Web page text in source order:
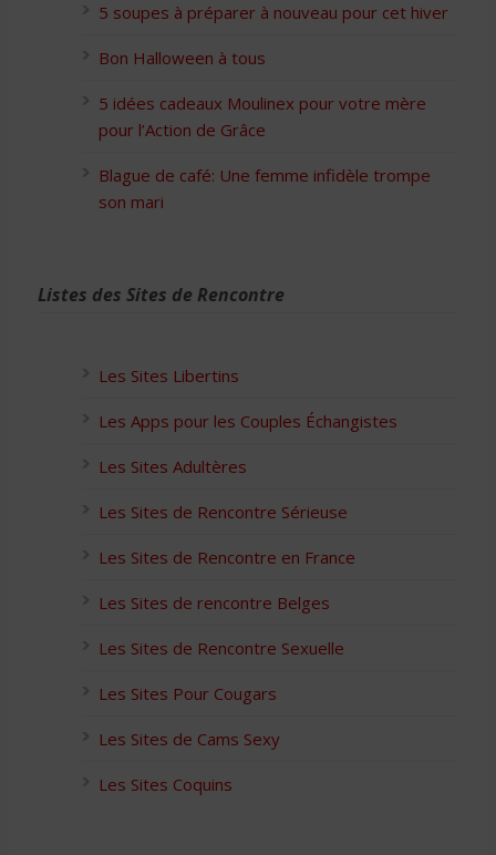
5 soupes à préparer à nouveau pour cet hiver
Bon Halloween à tous
5 idées cadeaux Moulinex pour votre mère
pour l’Action de Grâce
Blague de café: Une femme infidèle trompe
son mari
Listes des Sites de Rencontre
Les Sites Libertins
Les Apps pour les Couples Échangistes
Les Sites Adultères
Les Sites de Rencontre Sérieuse
Les Sites de Rencontre en France
Les Sites de rencontre Belges
Les Sites de Rencontre Sexuelle
Les Sites Pour Cougars
Les Sites de Cams Sexy
Les Sites Coquins